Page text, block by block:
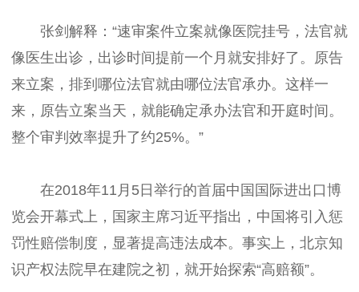
张剑解释：“速审案件立案就像医院挂号，法官就
像医生出诊，出诊时间提前一个月就安排好了。原告
来立案，排到哪位法官就由哪位法官承办。这样一
来，原告立案当天，就能确定承办法官和开庭时间。
整个审判效率提升了约25%。”
在2018年11月5日举行的首届中国国际进出口博
览会开幕式上，国家主席习近平指出，中国将引入惩
罚性赔偿制度，显著提高违法成本。事实上，北京知
识产权法院早在建院之初，就开始探索“高赔额”。